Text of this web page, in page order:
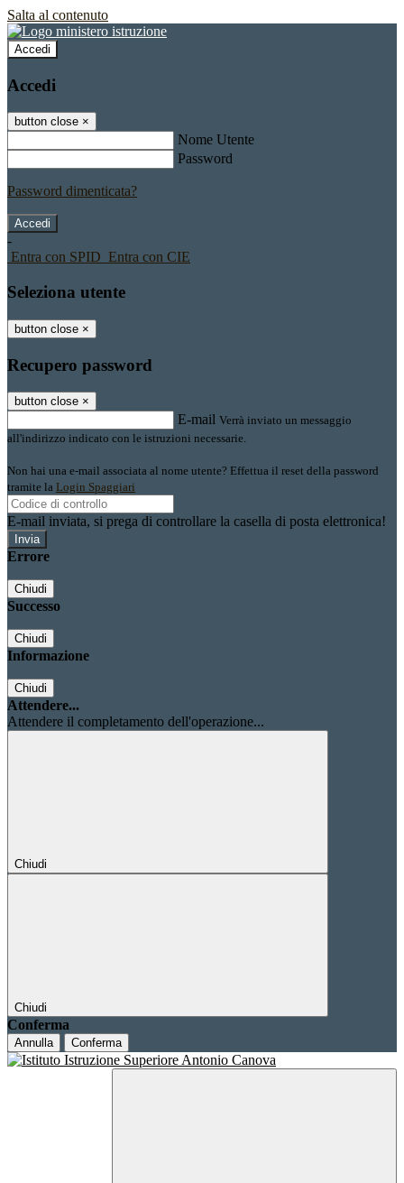
Salta al contenuto
Accedi
Accedi
button close ×
Nome Utente
Password
Password dimenticata?
-
Entra con SPID Entra con CIE
Seleziona utente
button close ×
Recupero password
button close ×
E-mail Verrà inviato un messaggio
all'indirizzo indicato con le istruzioni necessarie.
Non hai una e-mail associata al nome utente? Effettua il reset della password
tramite la Login Spaggiari
E-mail inviata, si prega di controllare la casella di posta elettronica!
Errore
Chiudi
Successo
Chiudi
Informazione
Chiudi
Attendere...
Attendere il completamento dell'operazione...
Chiudi
Chiudi
Conferma
Annulla Conferma